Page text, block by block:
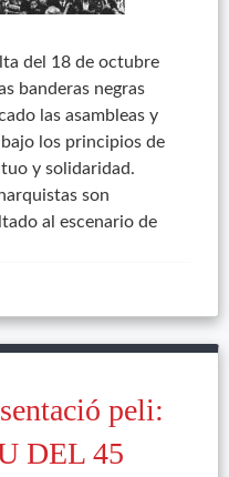
del 18 de octubre
banderas negras
las asambleas y
los principios de
y solidaridad.
son
al escenario de
peli:
DEL 45